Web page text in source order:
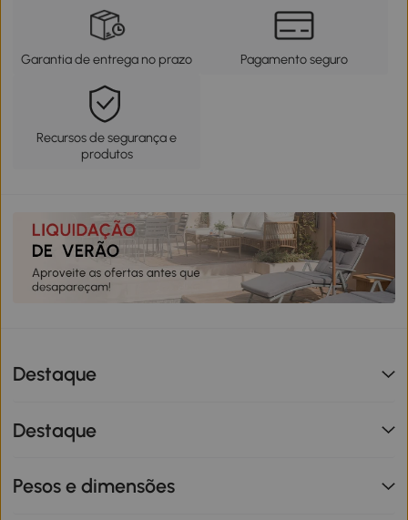
Garantia de entrega no prazo Pagamento seguro
Recursos de segurança e
produtos
Destaque
Destaque
Pesos e dimensões